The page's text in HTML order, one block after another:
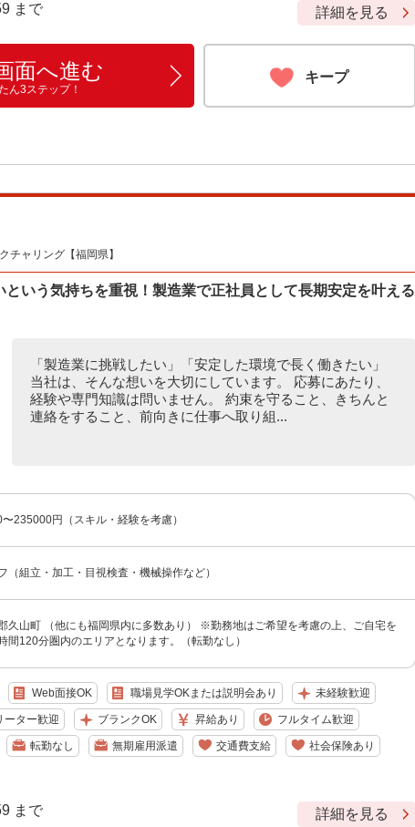
まで 詳細を見る
面へ進む
ん3ステップ！
キープ
ャリング【福岡県】
いう気持ちを重視！製造業で正社員として長期安定を叶える
「製造業に挑戦したい」「安定した環境で長く働きたい」
当社は、そんな想いを大切にしています。 応募にあたり、
経験や専門知識は問いません。 約束を守ること、きちんと
連絡をすること、前向きに仕事へ取り組...
235000円（スキル・経験を考慮）
（組立・加工・目視検査・機械操作など）
久山町 （他にも福岡県内に多数あり） ※勤務地はご希望を考慮の上、ご自宅を
間120分圏内のエリアとなります。（転勤なし）
Web面接OK 職場見学OKまたは説明会あり 未経験歓迎
ーター歓迎 ブランクOK 昇給あり フルタイム歓迎
転勤なし 無期雇用派遣 交通費支給 社会保険あり
まで 詳細を見る